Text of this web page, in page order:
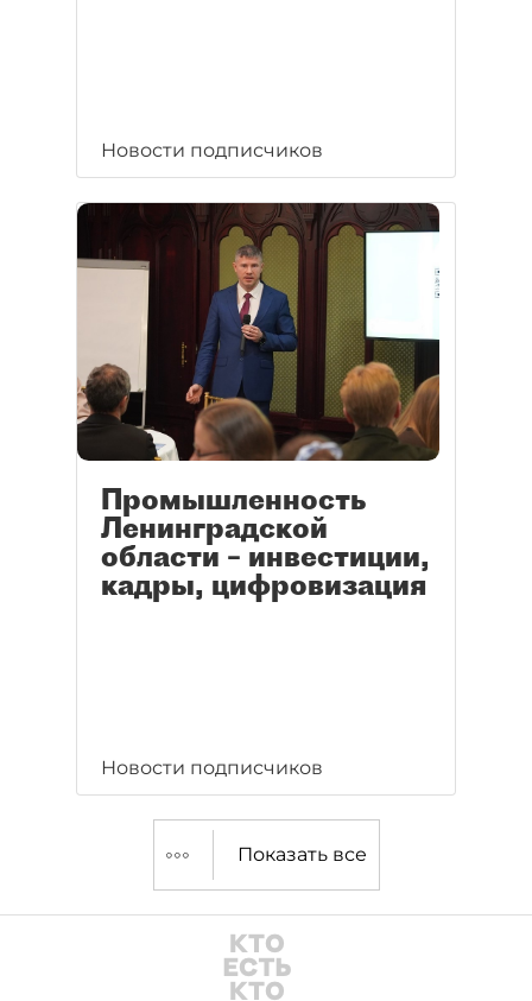
Новости подписчиков
Промышленность
Ленинградской
области – инвестиции,
кадры, цифровизация
Новости подписчиков
Показать все